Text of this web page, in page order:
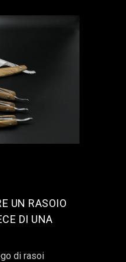
UN RASOIO
DI UNA
di rasoi